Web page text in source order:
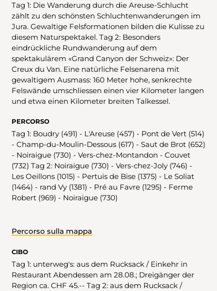
Tag 1: Die Wanderung durch die Areuse-Schlucht
zählt zu den schönsten Schluchtenwanderungen im
Jura. Gewaltige Felsformationen bilden die Kulisse zu
diesem Naturspektakel. Tag 2: Besonders
eindrückliche Rundwanderung auf dem
spektakulärem «Grand Canyon der Schweiz»: Der
Creux du Van. Eine natürliche Felsenarena mit
gewaltigem Ausmass: 160 Meter hohe, senkrechte
Felswände umschliessen einen vier Kilometer langen
und etwa einen Kilometer breiten Talkessel.
PERCORSO
Tag 1: Boudry (491) - L'Areuse (457) - Pont de Vert (514)
- Champ-du-Moulin-Dessous (617) - Saut de Brot (652)
- Noiraigue (730) - Vers-chez-Montandon - Couvet
(732) Tag 2: Noiraigue (730) - Vers-chez-Joly (746) -
Les Oeillons (1015) - Pertuis de Bise (1375) - Le Soliat
(1464) - rand Vy (1381) - Pré au Favre (1295) - Ferme
Robert (969) - Noiraigue (730)
Percorso sulla mappa
CIBO
Tag 1: unterweg's: aus dem Rucksack / Einkehr in
Restaurant Abendessen am 28.08.; Dreigänger der
Region ca. CHF 45.-- Tag 2: aus dem Rucksack /